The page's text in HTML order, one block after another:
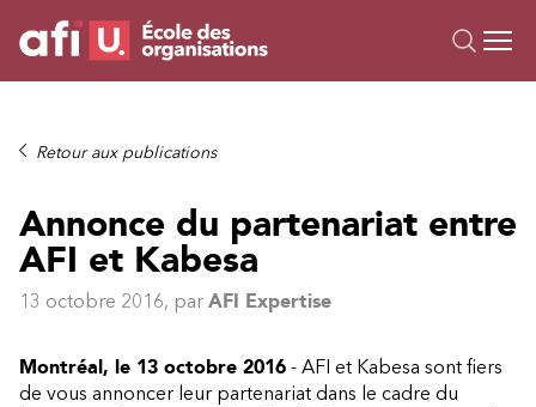
Formations
Sur mesure
À propos
Ressources
Retour aux publications
Annonce du partenariat entre
AFI et Kabesa
13 octobre 2016, par AFI Expertise
Montréal, le 13 octobre 2016 - AFI et Kabesa sont fiers
de vous annoncer leur partenariat dans le cadre du